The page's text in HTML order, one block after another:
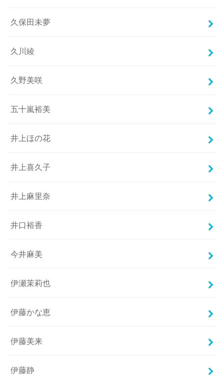
久保田未夢
久川綾
久野美咲
五十嵐裕美
井上ほの花
井上喜久子
井上麻里奈
井口裕香
今井麻美
伊瀬茉莉也
伊藤かな恵
伊藤美来
伊藤静